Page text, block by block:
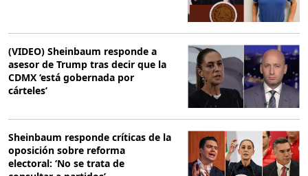
(VIDEO) Sheinbaum responde a
asesor de Trump tras decir que la
CDMX ‘está gobernada por
cárteles’
Sheinbaum responde críticas de la
oposición sobre reforma
electoral: ‘No se trata de